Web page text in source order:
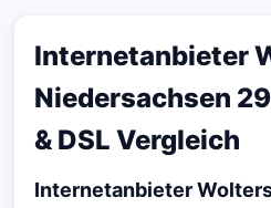
Internetanbieter
Niedersachsen
& DSL Vergleich
Internetanbieter